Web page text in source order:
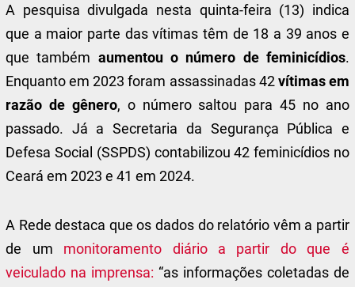
A pesquisa divulgada nesta quinta-feira (13) indica
que a maior parte das vítimas têm de 18 a 39 anos e
que também aumentou o número de feminicídios.
Enquanto em 2023 foram assassinadas 42vítimas em
razão de gênero, o número saltou para 45 no ano
passado. Já a Secretaria da Segurança Pública e
Defesa Social (SSPDS) contabilizou 42 feminicídios no
Ceará em 2023 e 41 em 2024.
A Rede destaca que os dados do relatório vêm a partir
de um monitoramento diário a partir do que é
veiculado na imprensa: “as informações coletadas de